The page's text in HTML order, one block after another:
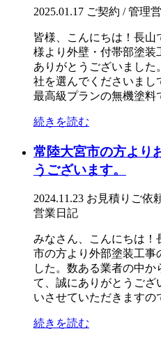
2025.01.17 ご契約 / 管理
皆様、こんにちは！長
様より外壁・付帯部塗装
ありがとうございまし
社を選んでくださいまし
最高級プランの無機塗料
続きを読む
常陸大宮市の方より
うございます。
2024.11.23 お見積りご依
営業日記
みなさん、こんにちは！
市の方より外部塗装工事
した。数ある業者の中
て、誠にありがとうござ
いさせていただきますの
続きを読む